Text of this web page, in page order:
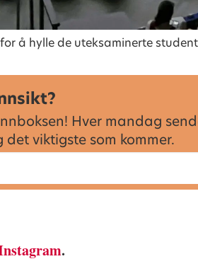
å hylle de uteksaminerte
Hver mandag
viktigste som kommer.
.